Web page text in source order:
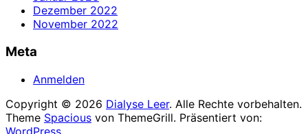
Dezember 2022
November 2022
Meta
Anmelden
Copyright © 2026 Dialyse Leer. Alle Rechte vorbehalten.
Theme Spacious von ThemeGrill. Präsentiert von:
WordPress.